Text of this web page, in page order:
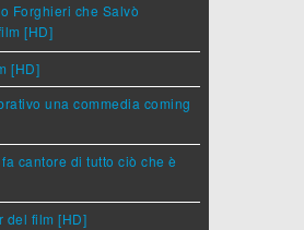
Forghieri che Salvò
[HD]
[HD]
una commedia coming
cantore di tutto ciò che è
del film [HD]